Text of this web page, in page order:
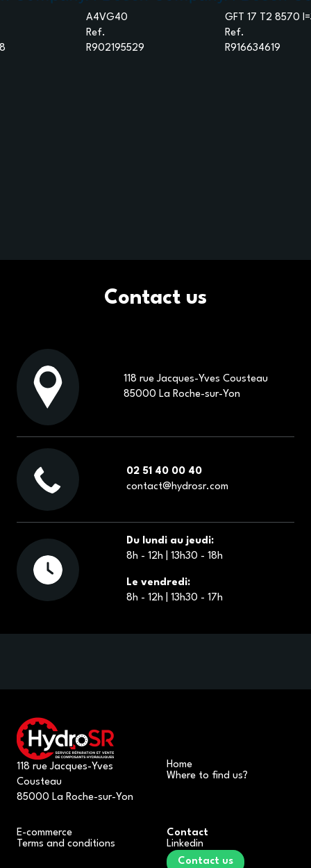
A4VG40
Ref.
R902195529
GFT 17 T2 8570
Ref.
R916634619
Contact us
118 rue Jacques-Yves Cousteau
85000 La Roche-sur-Yon
02 51 40 00 40
contact@hydrosr.com
Du lundi au jeudi:
8h - 12h | 13h30 - 18h
Le vendredi:
8h - 12h | 13h30 - 17h
118 rue Jacques-Yves
Cousteau
85000 La Roche-sur-Yon
Home
Where to find us?
E-commerce
Terms and conditions
Contact
Linkedin
Contact us